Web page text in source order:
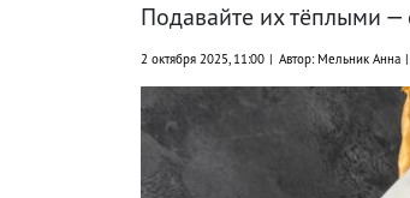
Подавайте их тёплыми
2 октября 2025, 11:00 Автор: Мельник Анна